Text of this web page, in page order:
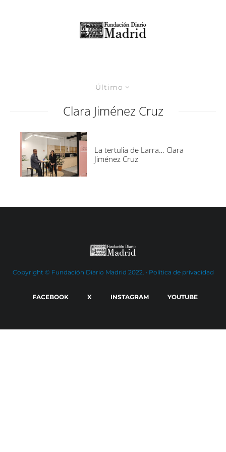
Último
Clara Jiménez Cruz
La tertulia de Larra… Clara
Jiménez Cruz
Copyright © Fundación Diario Madrid 2022. · Política de privacidad
FACEBOOK X INSTAGRAM YOUTUBE